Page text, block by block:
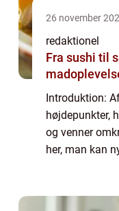
26 november
redaktionel
Fra sushi til
Introduktion:
højdepunkter,
og venner
her, man kan